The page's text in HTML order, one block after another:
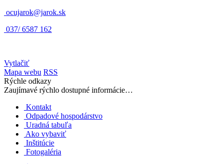
ocujarok@jarok.sk
037/ 6587 162
Vytlačiť
Mapa webu RSS
Rýchle odkazy
Zaujímavé rýchlo dostupné informácie…
Kontakt
Odpadové hospodárstvo
Uradná tabuľa
Ako vybaviť
Inštitúcie
Fotogaléria